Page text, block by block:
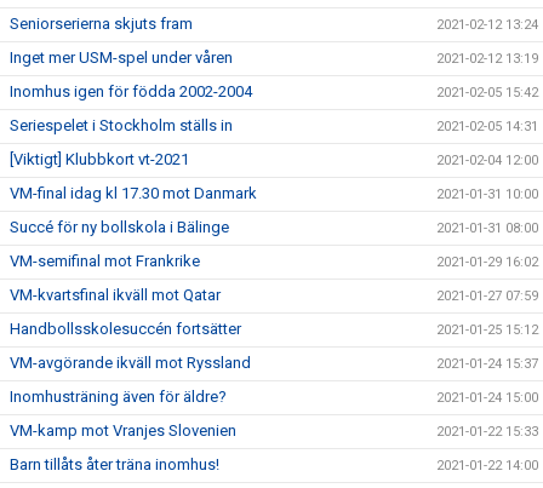
Seniorserierna skjuts fram 2021-02-12 13:24
Inget mer USM-spel under våren 2021-02-12 13:19
Inomhus igen för födda 2002-2004 2021-02-05 15:42
Seriespelet i Stockholm ställs in 2021-02-05 14:31
[Viktigt] Klubbkort vt-2021 2021-02-04 12:00
VM-final idag kl 17.30 mot Danmark 2021-01-31 10:00
Succé för ny bollskola i Bälinge 2021-01-31 08:00
VM-semifinal mot Frankrike 2021-01-29 16:02
VM-kvartsfinal ikväll mot Qatar 2021-01-27 07:59
Handbollsskolesuccén fortsätter 2021-01-25 15:12
VM-avgörande ikväll mot Ryssland 2021-01-24 15:37
Inomhusträning även för äldre? 2021-01-24 15:00
VM-kamp mot Vranjes Slovenien 2021-01-22 15:33
Barn tillåts åter träna inomhus! 2021-01-22 14:00